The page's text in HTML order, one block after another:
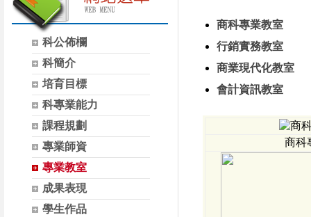
科公佈欄
科簡介
培育目標
科專業能力
課程規劃
專業師資
專業教室
成果表現
學生作品
商科專業教室
行銷實務教室
商業現代化教室
會計資訊教室
商科